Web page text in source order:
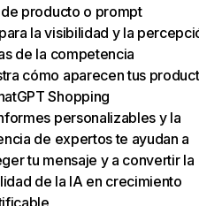
producto o prompt
la visibilidad y la
de la competencia
cómo aparecen tus
Shopping
personalizables y la
de expertos te ayudan a
tu mensaje y a convertir la
de la IA en crecimiento